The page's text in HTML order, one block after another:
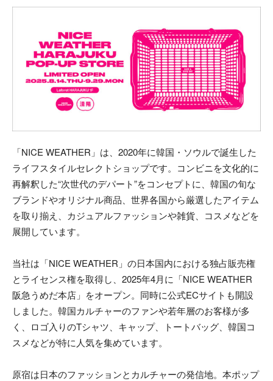
「NICE WEATHER」は、2020年に韓国・ソウルで誕生した
ライフスタイルセレクトショップです。コンビニを文化的に
再解釈した“次世代のデパート”をコンセプトに、韓国の旬な
ブランドやオリジナル商品、世界各国から厳選したアイテム
を取り揃え、カジュアルファッションや雑貨、コスメなどを
展開しています。
当社は「NICE WEATHER」の日本国内における独占販売権
とライセンス権を取得し、2025年4月に「NICE WEATHER
阪急うめだ本店」をオープン。同時に公式ECサイトも開設
しました。韓国カルチャーのファンや若年層のお客様が多
く、ロゴ入りのTシャツ、キャップ、トートバッグ、韓国コ
スメなどが特に人気を集めています。
原宿は日本のファッションとカルチャーの発信地。本ポップ